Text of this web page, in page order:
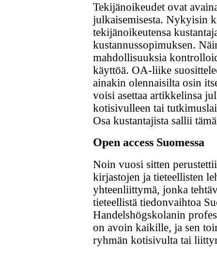
Tekijänoikeudet ovat
julkaisemisesta. Nykyisin
tekijänoikeutensa
kustannussopimuksen.
mahdollisuuksia
käyttöä. OA-liike
ainakin olennaisilta osin
voisi asettaa artikkelinsa
kotisivulleen tai
Osa kustantajista sallii
Open access Suomessa
Noin vuosi sitten
kirjastojen ja tieteellisten
yhteenliittymä, jonka
tieteellistä tiedonvaihtoa
Handelshögskolanin
on avoin kaikille, ja sen
ryhmän kotisivulta tai